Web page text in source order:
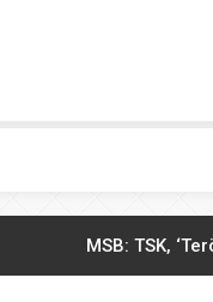
MSB: TSK,